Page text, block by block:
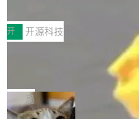
于自研UCL-Engine通信引擎
持续开源更多基于UCL-
件。 腾讯网平团队在UCL-
个独立于业务线程的全局通
助力企业AI研发安全落地 当
经开始引入 AI Coding 工具
型或企业内部部署模型提升
Coding 从个人辅助工具逐步
级应用，企业在规模化落地
可控性和代码质量提出了更
安全与合规要求。对于大多
前不久，工业和信息化部正
智能应用典型案例名单》，
各领域的应用成果，覆盖技
产品应用、支撑保障、专题等
AI算力网关（AI创新平台）成
各业的Agent走向规模化建设
渐丰富，用户关注的重点也
开 开源科技
Jeff Dean 离开 Google：
束，一个实验室的开始
Google 员工编号 20。
Bigtable 作者之一。
Gemini 的架构师。Google
局